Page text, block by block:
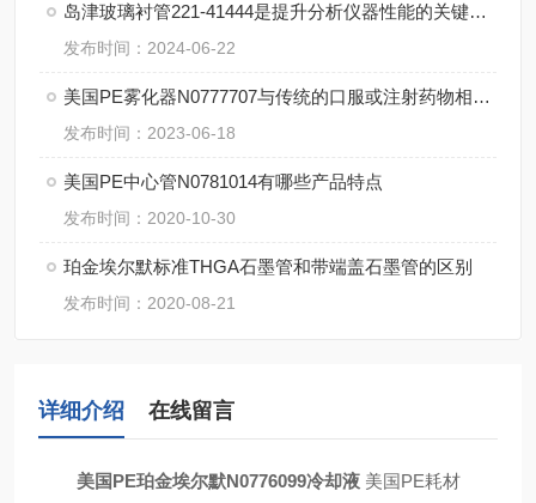
岛津玻璃衬管221-41444是提升分析仪器性能的关键组件
发布时间：2024-06-22
美国PE雾化器N0777707与传统的口服或注射药物相比有哪些优点？
发布时间：2023-06-18
美国PE中心管N0781014有哪些产品特点
发布时间：2020-10-30
珀金埃尔默标准THGA石墨管和带端盖石墨管的区别
发布时间：2020-08-21
详细介绍 在线留言
美国PE珀金埃尔默N0776099冷却液美国PE耗材